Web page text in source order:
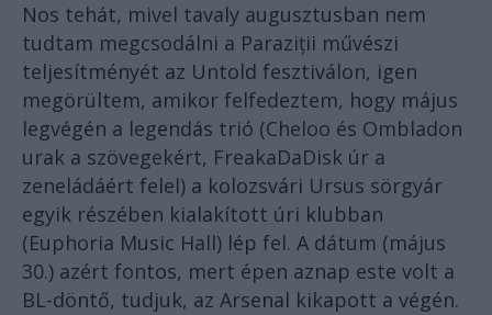
Nos tehát, mivel tavaly augusztusban nem
tudtam megcsodálni a Paraziții művészi
teljesítményét az Untold fesztiválon, igen
megörültem, amikor felfedeztem, hogy május
legvégén a legendás trió (Cheloo és Ombladon
urak a szövegekért, FreakaDaDisk úr a
zeneládáért felel) a kolozsvári Ursus sörgyár
egyik részében kialakított úri klubban
(Euphoria Music Hall) lép fel. A dátum (május
30.) azért fontos, mert épen aznap este volt a
BL-döntő, tudjuk, az Arsenal kikapott a végén.